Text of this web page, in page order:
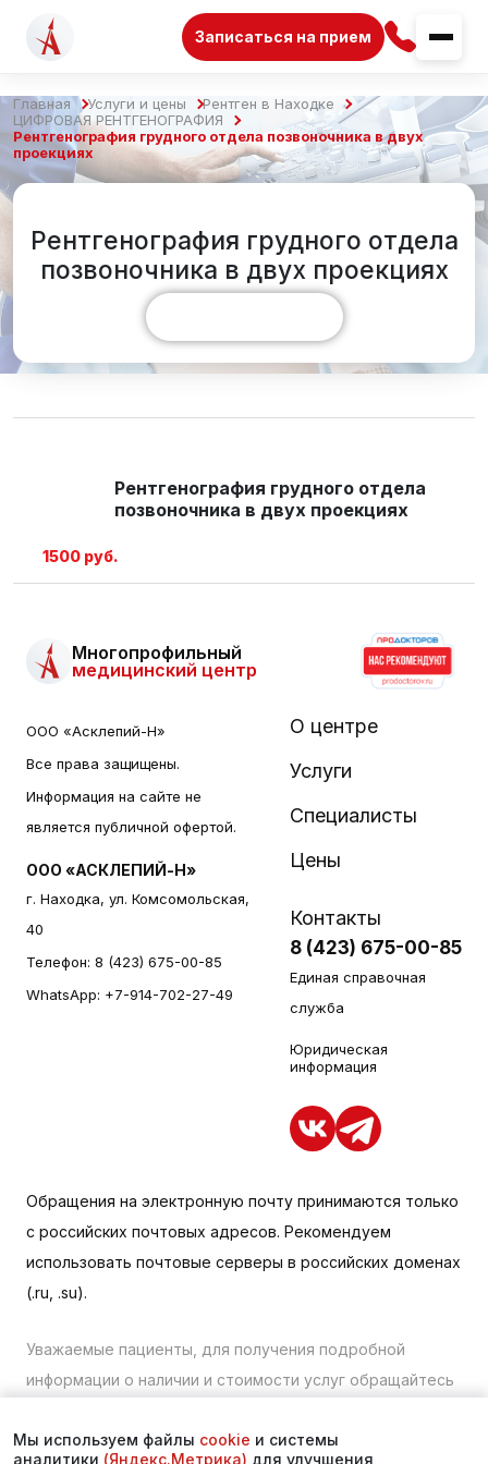
Записаться на прием
Главная Услуги и цены
Рентген в Находке
ЦИФРОВАЯ РЕНТГЕНОГРАФИЯ
Рентгенография грудного отдела позвоночника в двух
проекциях
Рентгенография грудного отдела
позвоночника в двух проекциях
Рентгенография грудного отдела
позвоночника в двух проекциях
1500 руб.
Многопрофильный
медицинский центр
ООО «Асклепий-Н»
Все права защищены.
Информация на сайте не
является публичной офертой.
ООО «АСКЛЕПИЙ-Н»
г. Находка, ул. Комсомольская,
40
Телефон: 8 (423) 675-00-85
WhatsApp: +7-914-702-27-49
О центре
Услуги
Специалисты
Цены
Контакты
8 (423) 675-00-85
Единая справочная
служба
Юридическая
информация
Обращения на электронную почту принимаются только
с российских почтовых адресов. Рекомендуем
использовать почтовые серверы в российских доменах
(.ru, .su).
Уважаемые пациенты, для получения подробной
информации о наличии и стоимости услуг обращайтесь
связи или по телефону в Находке:+7 (423) 675-00-85
Мы используем файлы cookie и системы
аналитики (Яндекс.Метрика) для улучшения